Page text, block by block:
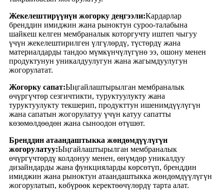
Жекелештирүүнүн жогорку деңгээли:Кардарлар
бренддин имиджин жана рыноктун суроо-талабына
шайкеш келген мембраналык которгучту иштеп чыгуу
үчүн жекелештирилген үлгүлөрдү, түстөрдү жана
материалдарды тандоо мүмкүнчүлүгүнө ээ, ошону менен
продуктунун уникалдуулугун жана жагымдуулугун
жогорулатат.
Жогорку сапат:Ыңгайлаштырылган мембраналык
өчүргүчтөр сезгичтикти, туруктуулукту жана
туруктуулукту текшерип, продукттун ишенимдүүлүгүн
жана сапатын жогорулатуу үчүн катуу сапатты
көзөмөлдөөдөн жана сыноодон өтүшөт.
Бренддин атаандаштыкка жөндөмдүүлүгүн
жогорулатуу:Ыңгайлаштырылган мембраналык
өчүргүчтөрдү колдонуу менен, өнүмдөр уникалдуу
дизайндарды жана функцияларды көрсөтүп, бренддин
имиджин жана рыноктун атаандаштыкка жөндөмдүүлүгүн
жогорулатып, көбүрөөк керектөөчүлөрдү тарта алат.